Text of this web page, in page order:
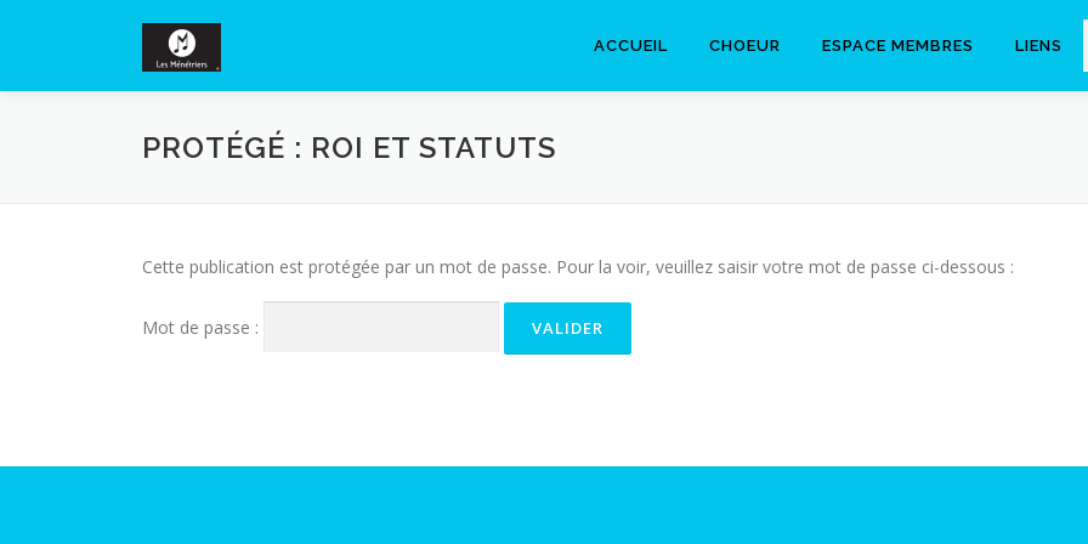
ACCUEIL CHOEUR ESPACE MEMBRES LIENS
PROTÉGÉ : ROI ET STATUTS
Cette publication est protégée par un mot de passe. Pour la voir, veuillez saisir votre mot de passe ci-dessous :
Mot de passe :